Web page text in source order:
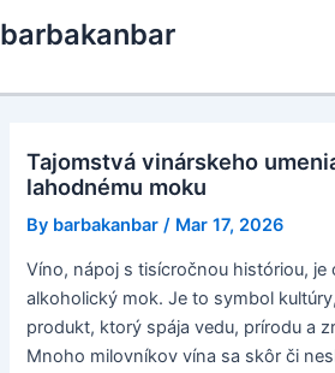
to
barbakanbar
Tajomstvá vinárskeho
lahodnému moku
By barbakanbar / Mar 17, 2026
Víno, nápoj s tisícročnou históriou, je
alkoholický mok. Je to symbol
produkt, ktorý spája vedu, prírodu a
Mnoho milovníkov vína sa skôr či